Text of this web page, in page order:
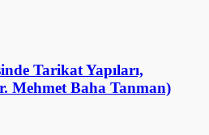
Tarikat Yapıları,
Mehmet Baha Tanman)